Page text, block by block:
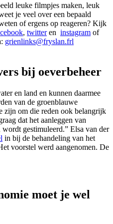
leuke filmpjes maken, leuk
je veel over een bepaald
of ergens op reageren? Kijk
, twitteren instagram of
grienlinks@fryslan.frl
bij oeverbeheer
en land en kunnen daarmee
van de groenblauwe
zijn om die reden ook belangrijk
dat het aanleggen van
gestimuleerd.” Elsa van der
in bij de behandeling van het
voorstel werd aangenomen. De
moet je wel